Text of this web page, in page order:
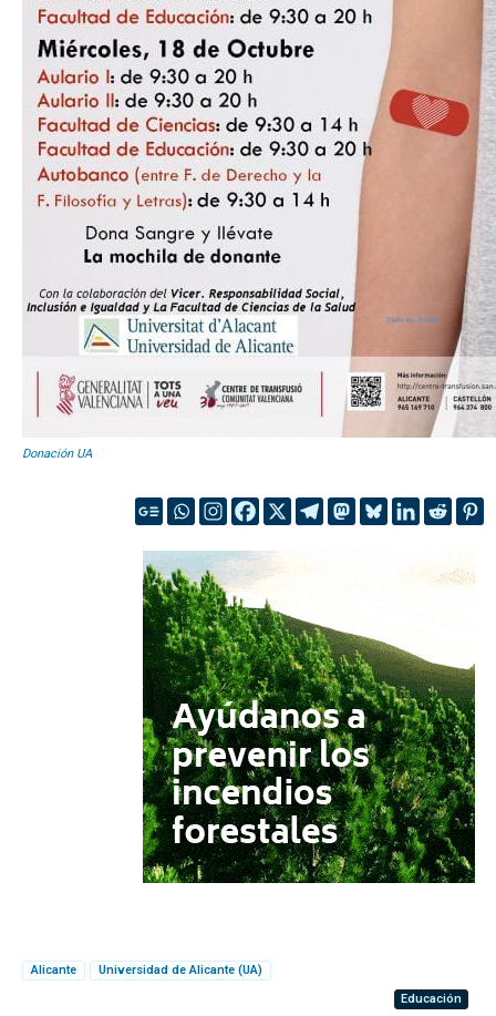
Donación UA
Alicante
Universidad de Alicante (UA)
Educación